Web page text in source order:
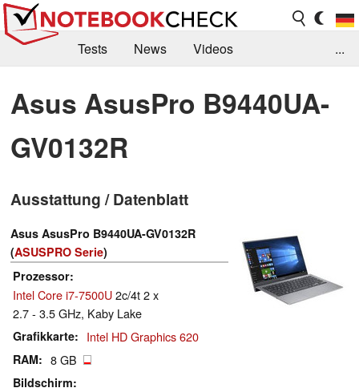
Tests News
Videos
Kaufberatung
Deals Suche
Jobs
Forum
...
Asus AsusPro B9440UA-
GV0132R
Ausstattung / Datenblatt
Asus AsusPro B9440UA-GV0132R
(ASUSPRO Serie)
Prozessor
Intel Core i7-7500U2c/4t 2 x
2.7 - 3.5 GHz, Kaby Lake
Grafikkarte Intel HD Graphics 620
RAM 8 GB
Bildschirm